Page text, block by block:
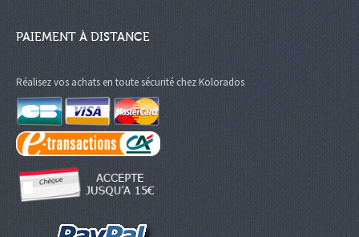
PAIEMENT À DISTANCE
Réalisez vos achats en toute sécurité chez Kolorados